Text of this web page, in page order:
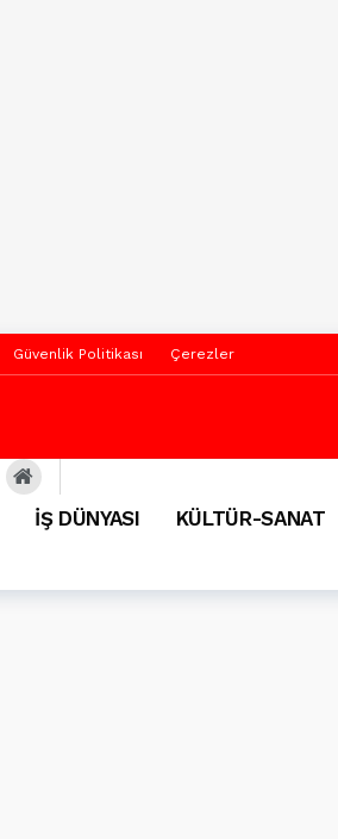
Güvenlik Politikası Çerezler
İŞ DÜNYASI KÜLTÜR-SANAT